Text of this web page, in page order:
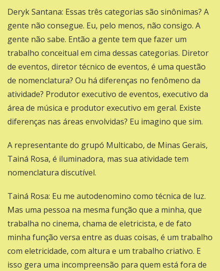
Deryk Santana: Essas três categorias são sinônimas? A
gente não consegue. Eu, pelo menos, não consigo. A
gente não sabe. Então a gente tem que fazer um
trabalho conceitual em cima dessas categorias. Diretor
de eventos, diretor técnico de eventos, é uma questão
de nomenclatura? Ou há diferenças no fenômeno da
atividade? Produtor executivo de eventos, executivo da
área de música e produtor executivo em geral. Existe
diferenças nas áreas envolvidas? Eu imagino que sim.
A representante do grupó Multicabo, de Minas Gerais,
Tainá Rosa, é iluminadora, mas sua atividade tem
nomenclatura discutível.
Tainá Rosa: Eu me autodenomino como técnica de luz.
Mas uma pessoa na mesma função que a minha, que
trabalha no cinema, chama de eletricista, e de fato
minha função versa entre as duas coisas, é um trabalho
com eletricidade, com altura e um trabalho criativo. E
isso gera uma incompreensão para quem está fora de